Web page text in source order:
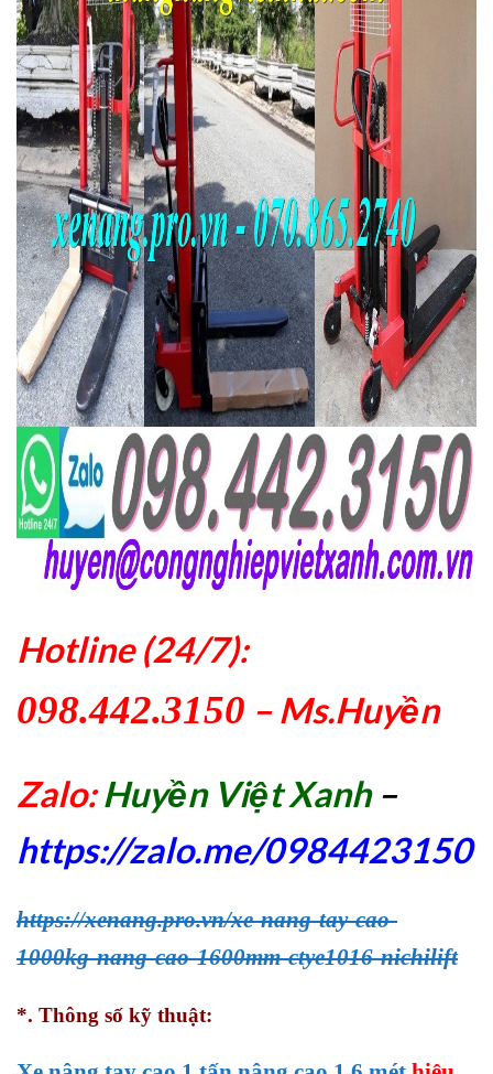
Hotline (24/7):
098.442.3150 – Ms.Huyền
Zalo:Huyền Việt Xanh –
https://zalo.me/0984423150
https://xenang.pro.vn/xe-nang-tay-cao-
1000kg-nang-cao-1600mm-ctye1016-nichilift
*. Thông số kỹ thuật: